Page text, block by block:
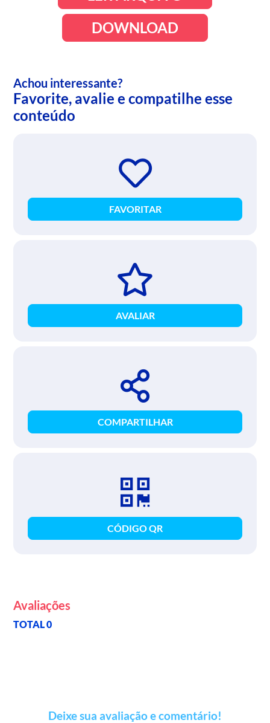
DOWNLOAD
Achou interessante?
Favorite, avalie e compatilhe esse
conteúdo
FAVORITAR
AVALIAR
COMPARTILHAR
CÓDIGO QR
Avaliações
TOTAL 0
Deixe sua avaliação e comentário!